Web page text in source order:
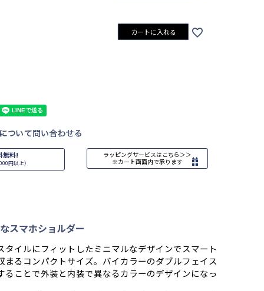
カートに入れる
無料!
円以上）
ラッピングサービスはこちら＞＞
※カート画面内で承ります
スマホショルダー
タイルにフィットしたミニマルなデザインでスマート
まるコンパクトサイズ。バイカラーのダブルフェイス
ることで外装と内装で異なるカラーのデザインになっ